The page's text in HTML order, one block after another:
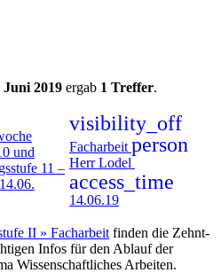
Juni 2019 ergab 1 Treffer.
und
11 –
visibility_off
Facharbeit person
Herr Lodel
access_time
14.06.19
II » Facharbeit finden die Zehnt-
Infos für den Ablauf der
Wissenschaftliches Arbeiten.